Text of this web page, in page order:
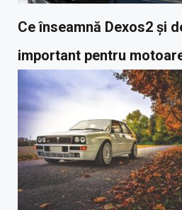
Ce înseamnă Dexos2 și
important pentru